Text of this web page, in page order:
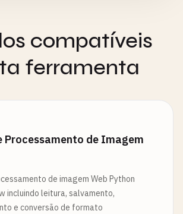
compatíveis
ferramenta
Processamento de Imagem
de imagem Web Python
incluindo leitura, salvamento,
e conversão de formato